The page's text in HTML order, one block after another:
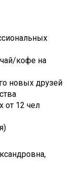
кофе на
новых друзей
от 12 чел